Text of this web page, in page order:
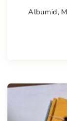
Albumid,